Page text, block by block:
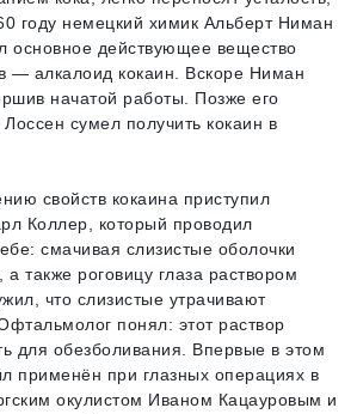
году немецкий химик Альберт Ниман
основное действующее вещество
— алкалоид кокаин. Вскоре Ниман
начатой работы. Позже его
сумел получить кокаин в
свойств кокаина приступил
Коллер, который проводил
смачивая слизистые оболочки
а также роговицу глаза раствором
что слизистые утрачивают
понял: этот раствор
для обезболивания. Впервые в этом
применён при глазных операциях в
окулистом Иваном Кацауровым и